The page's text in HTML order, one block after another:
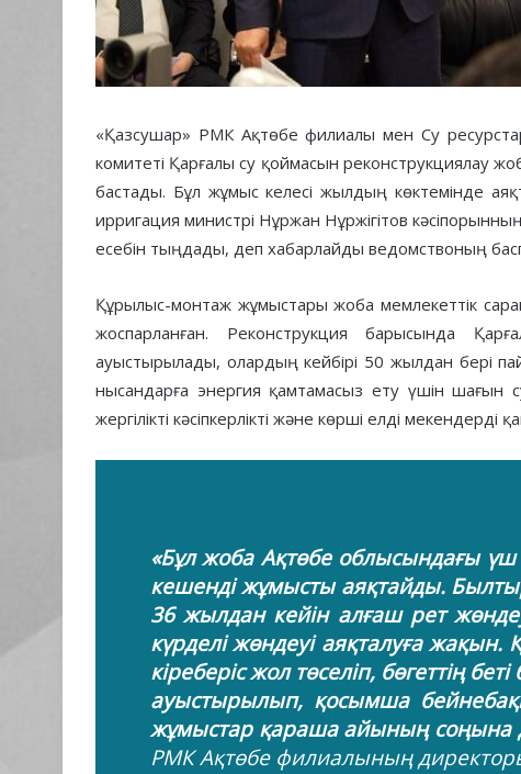
«Қазсушар» РМК Ақтөбе филиалы мен Су
комитеті Қарғалы су қоймасын реконструкциялау
бастады. Бұл жұмыс келесі жылдың көктемінде
ирригация министрі Нұржан Нұржігітов
есебін тыңдады, деп хабарлайды ведомствоның
Құрылыс-монтаж жұмыстары жоба мемлекеттік
жоспарланған. Реконструкция барысында
ауыстырылады, олардың кейбірі 50 жылдан бері
нысандарға энергия қамтамасыз ету үшін шағын
жергілікті кәсіпкерлікті және көрші елді
«Бұл жоба Ақтөбе облысындағы
кешенді жұмысты аяқтайды.
36 жылдан кейін алғаш рет
күрделі жөндеуі аяқталуға жақын.
кіреберіс жол төселіп, бөгеттің
ауыстырылып, қосымша
жұмыстар қараша айының соңына
РМК Ақтөбе филиалының